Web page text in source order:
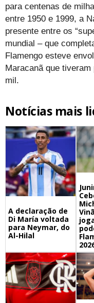
para centenas de
entre 1950 e 1999, a
presente entre os
mundial – que
Flamengo esteve
Maracanã que
mil.
Notícias mais
A declaração de
Di María voltada
para Neymar, do
Al-Hilal